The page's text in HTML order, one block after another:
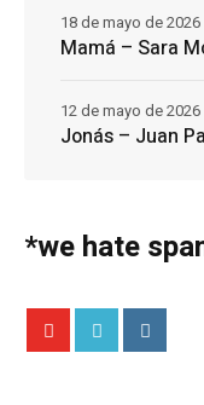
Mamá – Sara
18 de mayo de 2026
Jonás – Juan
12 de mayo de 2026
*we hate